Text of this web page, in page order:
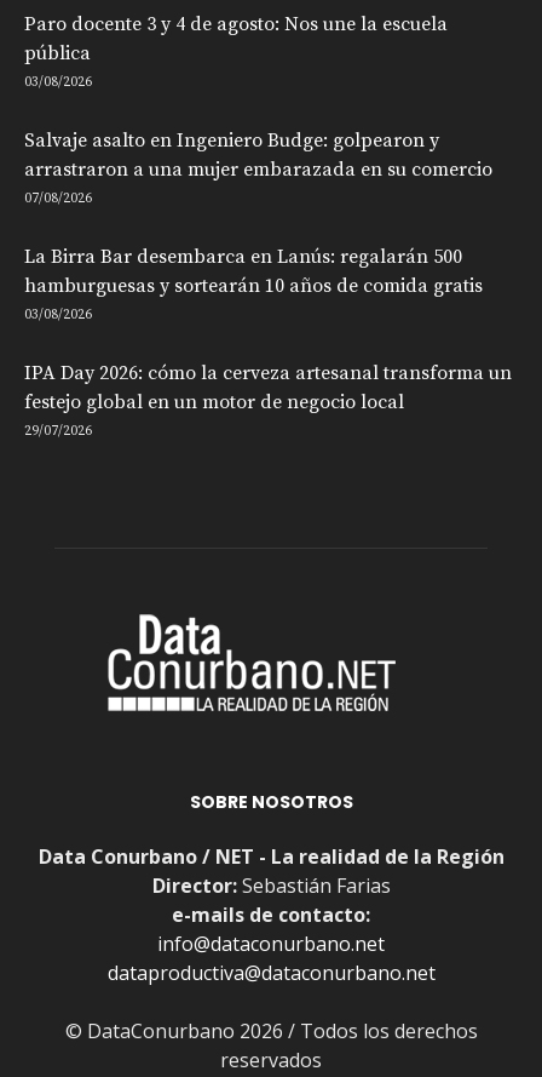
Paro docente 3 y 4 de agosto: Nos une la escuela
pública
03/08/2026
Salvaje asalto en Ingeniero Budge: golpearon y
arrastraron a una mujer embarazada en su comercio
07/08/2026
La Birra Bar desembarca en Lanús: regalarán 500
hamburguesas y sortearán 10 años de comida gratis
03/08/2026
IPA Day 2026: cómo la cerveza artesanal transforma un
festejo global en un motor de negocio local
29/07/2026
SOBRE NOSOTROS
Data Conurbano / NET - La realidad de la Región
Director:Sebastián Farias
e-mails de contacto:
info@dataconurbano.net
dataproductiva@dataconurbano.net
© DataConurbano 2026 / Todos los derechos
reservados